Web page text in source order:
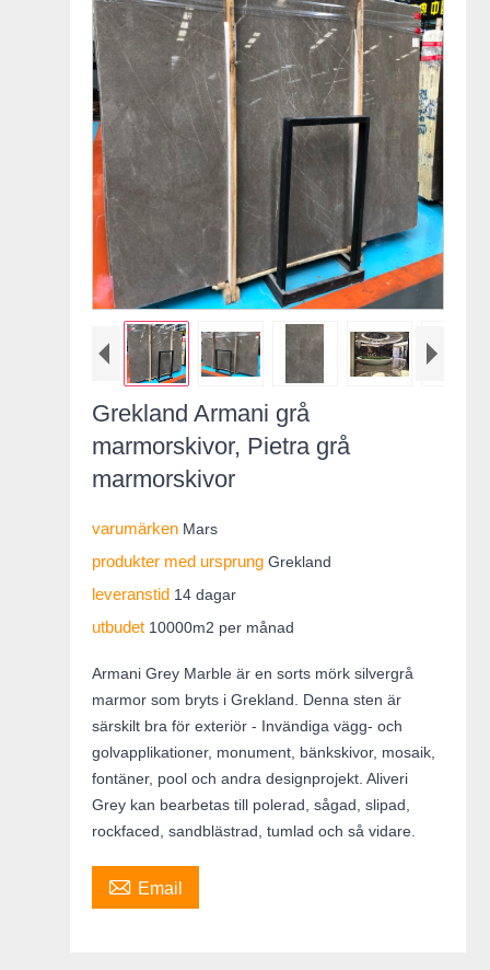
Grekland Armani grå
marmorskivor, Pietra grå
marmorskivor
varumärken Mars
produkter med ursprung Grekland
leveranstid 14 dagar
utbudet 10000m2 per månad
Armani Grey Marble är en sorts mörk silvergrå
marmor som bryts i Grekland. Denna sten är
särskilt bra för exteriör - Invändiga vägg- och
golvapplikationer, monument, bänkskivor, mosaik,
fontäner, pool och andra designprojekt. Aliveri
Grey kan bearbetas till polerad, sågad, slipad,
rockfaced, sandblästrad, tumlad och så vidare.
 Email